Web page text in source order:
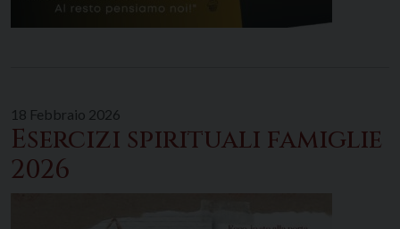
18 Febbraio 2026
Esercizi spirituali famiglie
2026